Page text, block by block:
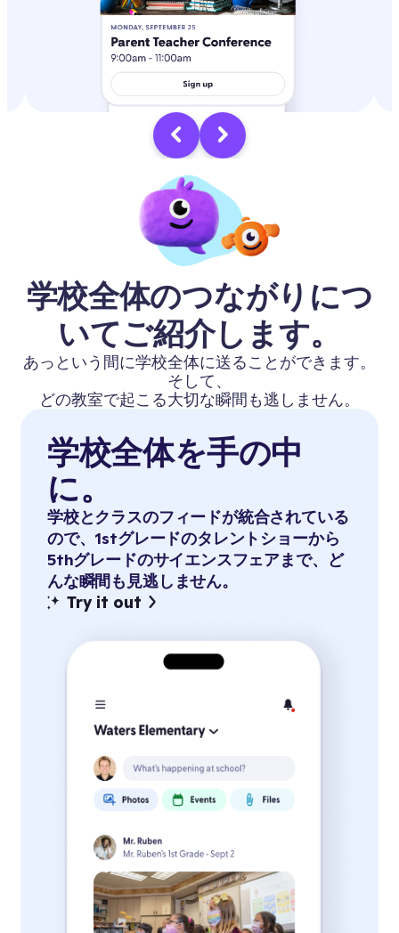
学校全体のつながりにつ
いてご紹介します。
あっという間に学校全体に送ることができます。
そして、
どの教室で起こる大切な瞬間も逃しません。
学校全体を手の中
に。
学校とクラスのフィードが統合されている
ので、1stグレードのタレントショーから
5thグレードのサイエンスフェアまで、ど
んな瞬間も見逃しません。
Try it out